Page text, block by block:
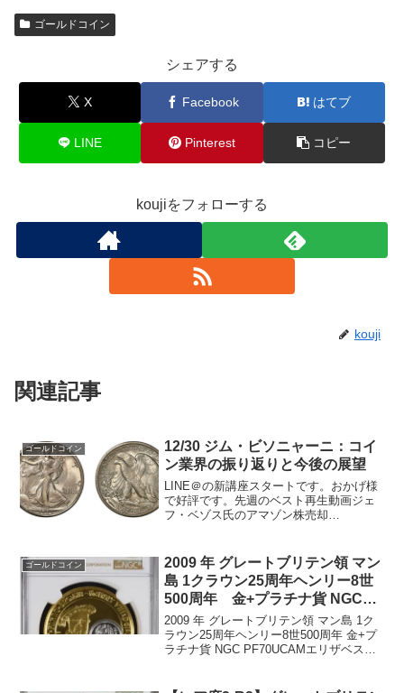
ゴールドコイン
シェアする
X Facebook はてブ
LINE Pinterest コピー
koujiをフォローする
kouji
関連記事
ゴールドコイン
12/30 ジム・ビソニャーニ：コイ
ン業界の振り返りと今後の展望
LINE＠の新講座スタートです。おかげ様
で好評です。先週のベスト再生動画ジェ
フ・ベゾス氏のアマゾン株売却
ッセージの国際標準フォーマット③バー
ゼルII...
ゴールドコイン
2009 年 グレートブリテン領 マン
島 1クラウン25周年ヘンリー8世
500周年 金+プラチナ貨 NGC
PF70UCAM
2009 年 グレートブリテン領 マン島 1ク
ラウン25周年ヘンリー8世500周年 金+プ
ラチナ貨 NGC PF70UCAMエリザベス女